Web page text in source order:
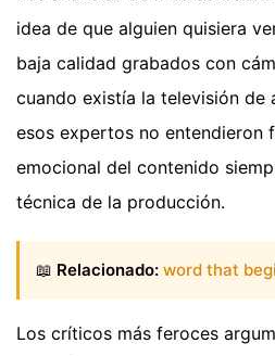
idea de que alguien quisiera
baja calidad grabados con
cuando existía la televisión de
esos expertos no entendieron
emocional del contenido
técnica de la producción.
📖 Relacionado: word that
Los críticos más feroces